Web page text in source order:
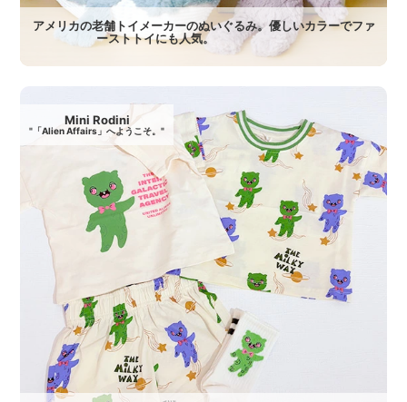
アメリカの老舗トイメーカーのぬいぐるみ。優しいカラーでファ
ーストトイにも人気。
Mini Rodini
"「Alien Affairs」へようこそ。"